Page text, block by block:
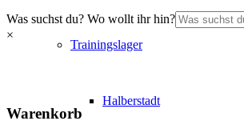
Trainingslager
Halberstadt
Was suchst du? Wo wollt ihr hin?
×
Warenkorb